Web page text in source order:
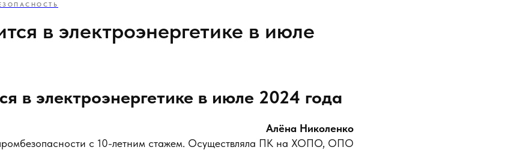
в электроэнергетике в июле
в электроэнергетике в июле 2024 года
Алёна Николенко
с 10-летним стажем. Осуществляла ПК на ХОПО, ОПО